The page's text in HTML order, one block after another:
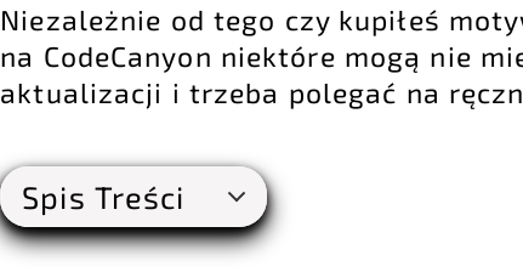
Niezależnie od tego czy kupiłeś
na CodeCanyon niektóre mogą nie
aktualizacji i trzeba polegać na
Spis Treści